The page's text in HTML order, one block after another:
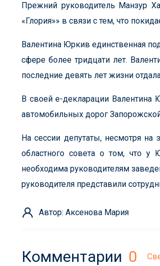
Прежний руководитель Манзур
«Глория»» в связи с тем, что
Валентина Юркив единственная
сфере более тридцати лет.
последние девять лет жизни
В своей е-декларации Валентина
автомобильных дорог
На сессии депутаты, несмотря на
областного совета о том, что у
необходима руководителям
руководителя представили
Автор: Аксенова Мария
Комментарии 0